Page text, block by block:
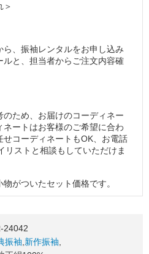
＞
ら、振袖レンタルをお申し込み
ルと、担当者からご注文内容確
ため、お届けのコーディネー
ネートはお客様のご希望に合わ
コーディネートもOK、お電話
リストと相談もしていただけま
がついたセット価格です。
無料）
24042
振袖 新作振袖